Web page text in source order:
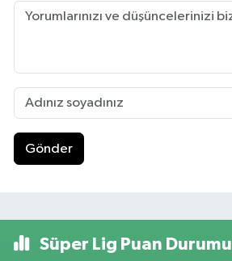
Gönder
Süper Lig Puan Durumu